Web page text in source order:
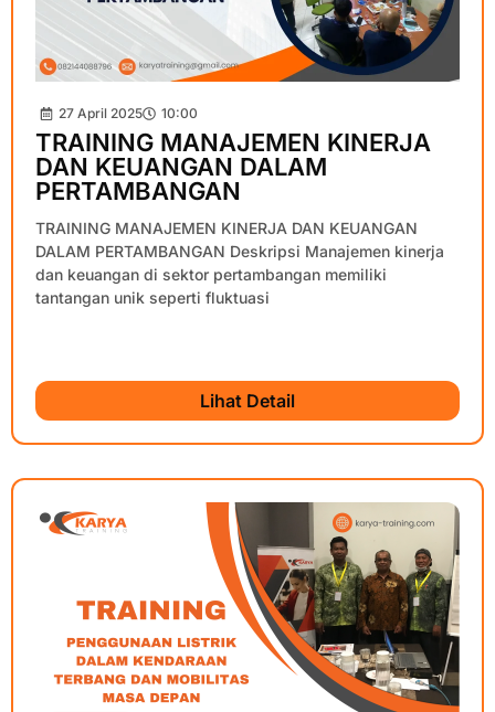
27 April 2025 10:00
TRAINING MANAJEMEN KINERJA
DAN KEUANGAN DALAM
PERTAMBANGAN
TRAINING MANAJEMEN KINERJA DAN KEUANGAN
DALAM PERTAMBANGAN Deskripsi Manajemen kinerja
dan keuangan di sektor pertambangan memiliki
tantangan unik seperti fluktuasi
Lihat Detail